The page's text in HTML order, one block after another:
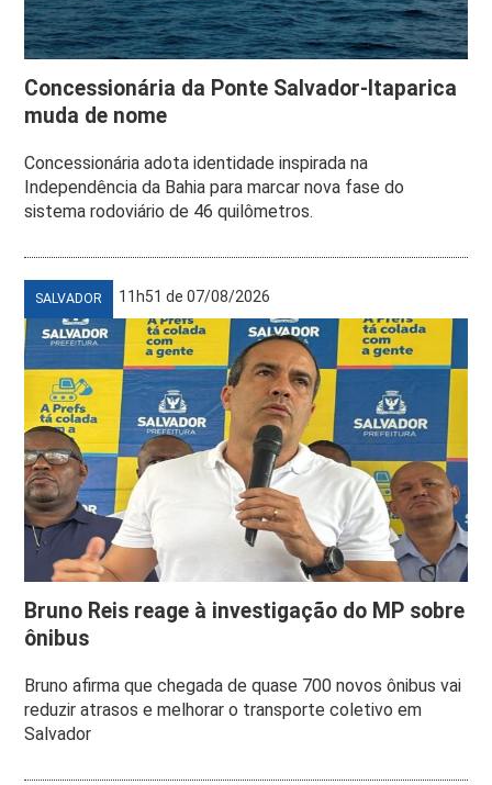
Concessionária da Ponte Salvador-Itaparica
muda de nome
Concessionária adota identidade inspirada na
Independência da Bahia para marcar nova fase do
sistema rodoviário de 46 quilômetros.
SALVADOR 11h51 de 07/08/2026
Bruno Reis reage à investigação do MP sobre
ônibus
Bruno afirma que chegada de quase 700 novos ônibus vai
reduzir atrasos e melhorar o transporte coletivo em
Salvador